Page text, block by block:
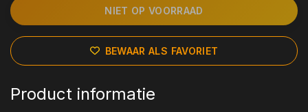
NIET OP VOORRAAD
BEWAAR ALS FAVORIET
Product informatie